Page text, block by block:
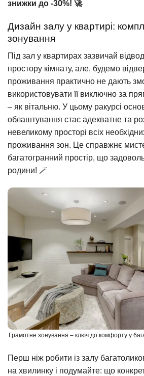
знижки до -30%! 🚀
Дизайн залу у квартирі:
зонування
Під зал у квартирах зазвичай
простору кімнату, але, будемо
проживання практично не дають
використовувати її виключно за
– як вітальню. У цьому ракурсі
облаштування стає адекватне та
невеликому просторі всіх
проживання зон. Це справжнє
багатогранний простір, що
родини! 🪄
Грамотне зонування – ключ до комфорту у
Перш ніж робити із залу
на хвилинку і подумайте: що